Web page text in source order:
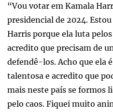
“Vou votar em Kamala
presidencial de 2024.
Harris porque ela luta
acredito que precisam de
defendê-los. Acho que ela
talentosa e acredito que
mais neste país se formos
pelo caos. Fiquei muito